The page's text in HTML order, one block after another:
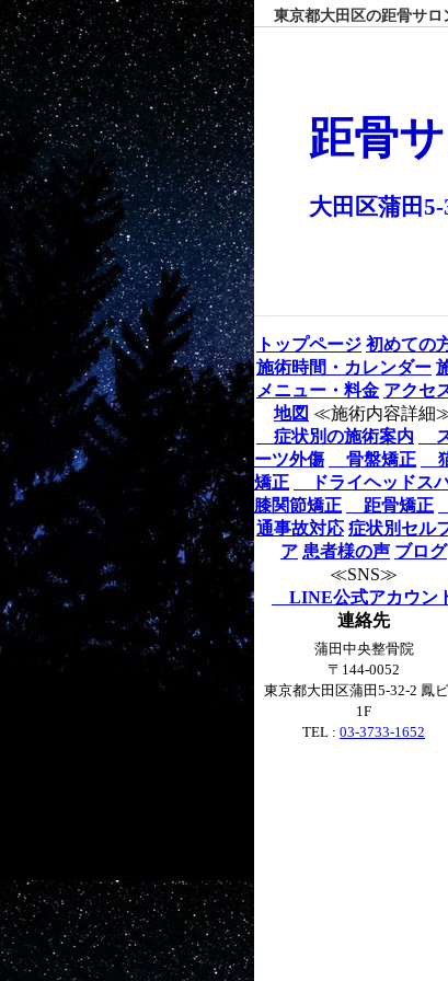
東京都大田区の距骨サロ
距骨
大田区蒲田
トップページ 初めての
施術時間・カレンダー
メニュー・料金 アクセ
地図 ≪施術内容詳細
症状別の施術案内
ーツ外傷
骨盤矯正
矯正
ドライヘッドス
膝関節矯正
距骨矯正
通事故対応 症状別セル
ア 患者様の声 ブログ
≪SNS≫
LINE公式アカウン
連絡先
蒲田中央整骨院
〒144-0052
東京都大田区蒲田5-32-2 鳳
1F
TEL : 03-3733-1652